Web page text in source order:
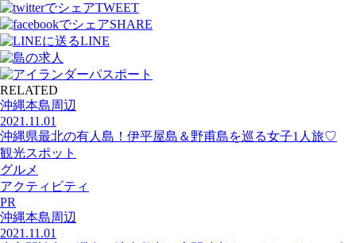
TWEET
SHARE
LINE
RELATED
沖縄本島周辺
2021.11.01
沖縄県最北の有人島！伊平屋島＆野甫島を巡る女子1人旅♡
観光スポット
グルメ
アクティビティ
PR
沖縄本島周辺
2021.11.01